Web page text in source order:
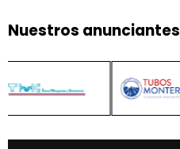
Nuestros anunciantes